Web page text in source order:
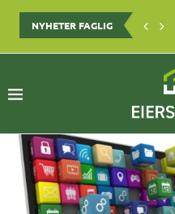
NYHETER FAGLIG
NORGES BONDELAG UTTALER